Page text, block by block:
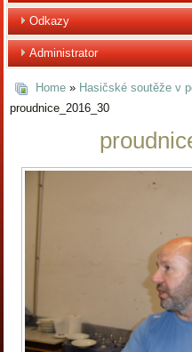
Odkazy
Administrator
Home» Hasičské soutěže v
proudnice_2016_30